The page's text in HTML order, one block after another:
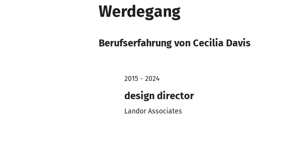
Werdegang
Berufserfahrung von Cecilia Davis
2015 - 2024
design director
Landor Associates